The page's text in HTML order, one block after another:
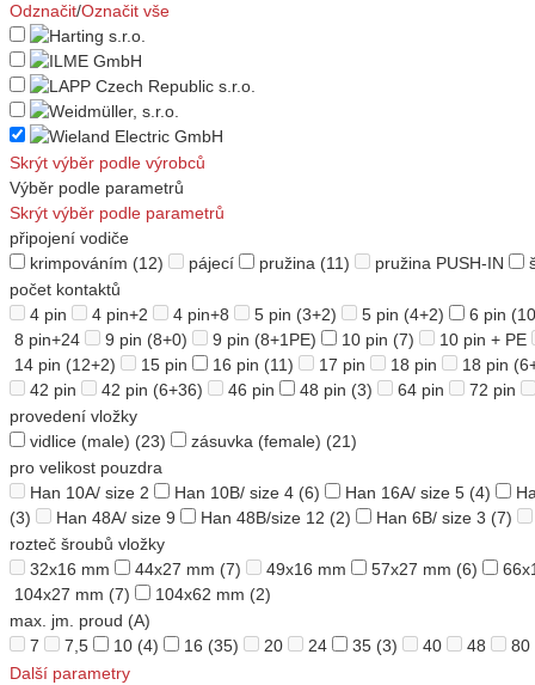
Odznačit/Označit vše
Skrýt výběr podle výrobců
Výběr podle parametrů
Skrýt výběr podle parametrů
připojení vodiče
krimpováním (12) pájecí pružina (11) pružina PUSH-IN
počet kontaktů
4 pin
4 pin+2 4 pin+8 5 pin (3+2) 5 pin (4+2) 6 pin
8 pin+24
9 pin (8+0) 9 pin (8+1PE) 10 pin (7)
10 pin + PE
14 pin (12+2)
15 pin 16 pin (11) 17 pin 18 pin
18 pin
42 pin
42 pin (6+36) 46 pin 48 pin (3) 64 pin
72 pin
provedení vložky
vidlice (male) (23) zásuvka (female) (21)
pro velikost pouzdra
Han 10A/ size 2
Han 10B/ size 4 (6) Han 16A/ size 5 (4)
(3)
Han 48A/ size 9 Han 48B/size 12 (2) Han 6B/ size 3 (7)
rozteč šroubů vložky
32x16 mm
44x27 mm (7) 49x16 mm 57x27 mm (6)
104x27 mm (7) 104x62 mm (2)
max. jm. proud (A)
7
7,5 10 (4) 16 (35) 20 24 35 (3) 40 48
80
Další parametry